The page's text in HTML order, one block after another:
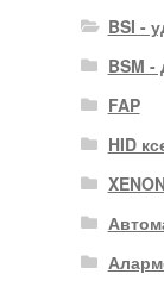
BSI -
BSM -
FAP
HID